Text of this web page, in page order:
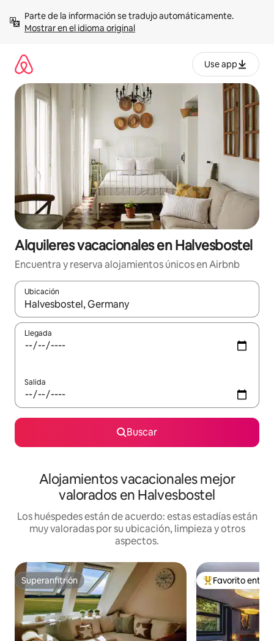
contenidoMostrar en el idioma original
Use app
Alquileres vacacionales en Halvesbostel
Encuentra y reserva alojamientos únicos en Airbnb
Ubicación
Cuando los resultados estén disponibles, navega con las
Llegada
Salida
Buscar
Alojamientos vacacionales mejor
valorados en Halvesbostel
Los huéspedes están de acuerdo: estas estadías están
muy valoradas por su ubicación, limpieza y otros
aspectos.
Superanfitrión
Superanfitrión Favorito entre
Favorito entre